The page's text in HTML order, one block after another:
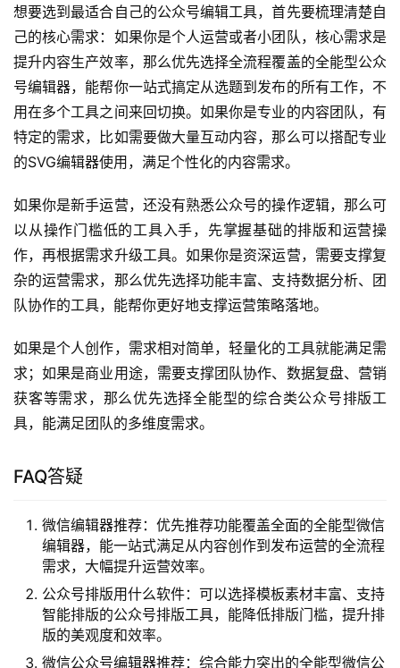
上手难度： 适合会使用Markdown语法的用户，熟悉
Markdown的用户几乎没有学习成本。
如何使用： 直接访问对应的在线平台就能在线使用，不需要
下载安装。
适用人群：适合经常创作技术类、干货类内容，习惯使用
用户反馈：很多技术类内容创作者表示这款工具解决了
Markdown内容转公众号排版麻烦的痛点，排版效率提升非
常明显。
想要选到最适合自己的公众号编辑工具，首先要梳理清楚自
己的核心需求：如果你是个人运营或者小团队，核心需求是
提升内容生产效率，那么优先选择全流程覆盖的全能型公众
用在多个工具之间来回切换。如果你是专业的内容团队，有
的SVG编辑器使用，满足个性化的内容需求。
如果你是新手运营，还没有熟悉公众号的操作逻辑，那么可
以从操作门槛低的工具入手，先掌握基础的排版和运营操
作，再根据需求升级工具。如果你是资深运营，需要支撑复
杂的运营需求，那么优先选择功能丰富、支持数据分析、团